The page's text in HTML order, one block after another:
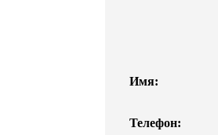
Имя:
Телефон: